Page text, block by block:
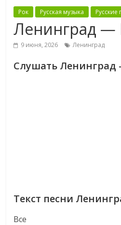
Рок Русская музыка Русские
Ленинград
9 июня, 2026 Ленинград
Слушать
Текст песни
Все